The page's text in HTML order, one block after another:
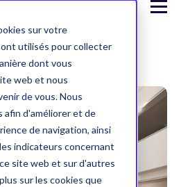
sur votre
utilisés pour collecter
dont vous
web et nous
de vous. Nous
afin d'améliorer et de
de navigation, ainsi
indicateurs concernant
site web et sur d'autres
sur les cookies que